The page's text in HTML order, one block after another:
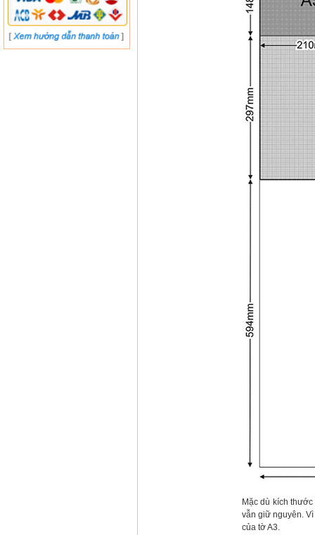
Mặc dù kích
vẫn giữ nguyên.
của tờ A3.